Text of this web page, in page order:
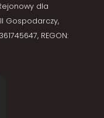
dla
Gospodarczy,
REGON: